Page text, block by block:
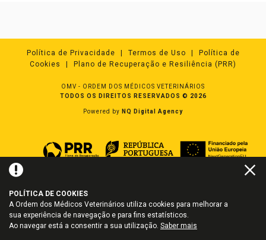
POLÍTICA DE COOKIES
A Ordem dos Médicos Veterinários utiliza cookies para melhorar a
sua experiência de navegação e para fins estatísticos.
Ao navegar está a consentir a sua utilização. Saber mais
Política de Privacidade Termos de Uso
Política de
Cookies
Plano de Recuperação e Resiliência (PRR)
OMV - ORDEM DOS MÉDICOS VETERINÁRIOS
TODOS OS DIREITOS RESERVADOS © 2026
Powered by NQ Digital Agency